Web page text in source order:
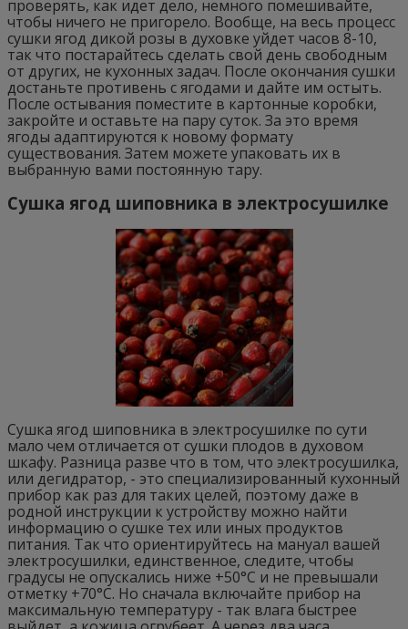
проверять, как идет дело, немного помешивайте,
чтобы ничего не пригорело. Вообще, на весь процесс
сушки ягод дикой розы в духовке уйдет часов 8-10,
так что постарайтесь сделать свой день свободным
от других, не кухонных задач. После окончания сушки
достаньте противень с ягодами и дайте им остыть.
После остывания поместите в картонные коробки,
закройте и оставьте на пару суток. За это время
ягоды адаптируются к новому формату
существования. Затем можете упаковать их в
выбранную вами постоянную тару.
Сушка ягод шиповника в электросушилке
Сушка ягод шиповника в электросушилке по сути
мало чем отличается от сушки плодов в духовом
шкафу. Разница разве что в том, что электросушилка,
или дегидратор, - это специализированный кухонный
прибор как раз для таких целей, поэтому даже в
родной инструкции к устройству можно найти
информацию о сушке тех или иных продуктов
питания. Так что ориентируйтесь на мануал вашей
электросушилки, единственное, следите, чтобы
градусы не опускались ниже +50°C и не превышали
отметку +70°C. Но сначала включайте прибор на
максимальную температуру - так влага быстрее